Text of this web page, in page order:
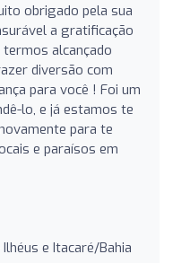
obrigado pela sua
a gratificação
alcançado
diversão com
para você ! Foi um
lo, e já estamos te
para te
e paraísos em
e Itacaré/Bahia